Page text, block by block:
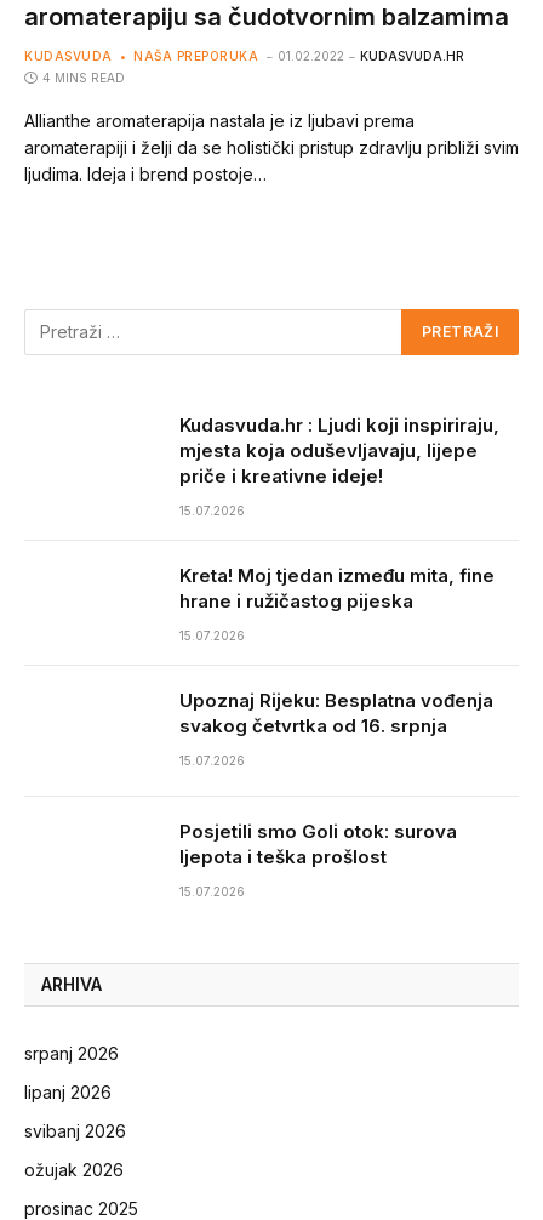
aromaterapiju sa čudotvornim balzamima
KUDASVUDA NAŠA PREPORUKA 01.02.2022
KUDASVUDA.HR
4 MINS READ
Allianthe aromaterapija nastala je iz ljubavi prema
aromaterapiji i želji da se holistički pristup zdravlju približi svim
ljudima. Ideja i brend postoje…
Kudasvuda.hr : Ljudi koji inspiriraju,
mjesta koja oduševljavaju, lijepe
priče i kreativne ideje!
15.07.2026
Kreta! Moj tjedan između mita, fine
hrane i ružičastog pijeska
15.07.2026
Upoznaj Rijeku: Besplatna vođenja
svakog četvrtka od 16. srpnja
15.07.2026
Posjetili smo Goli otok: surova
ljepota i teška prošlost
15.07.2026
ARHIVA
srpanj 2026
lipanj 2026
svibanj 2026
ožujak 2026
prosinac 2025